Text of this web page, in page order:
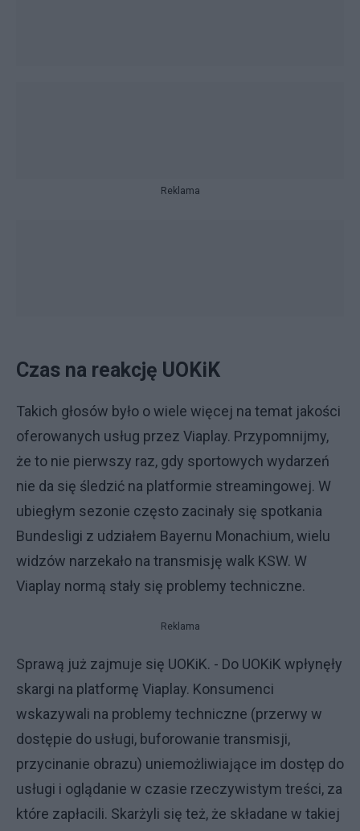
Reklama
Czas na reakcję UOKiK
Takich głosów było o wiele więcej na temat jakości
oferowanych usług przez Viaplay. Przypomnijmy,
że to nie pierwszy raz, gdy sportowych wydarzeń
nie da się śledzić na platformie streamingowej. W
ubiegłym sezonie często zacinały się spotkania
Bundesligi z udziałem Bayernu Monachium, wielu
widzów narzekało na transmisję walk KSW. W
Viaplay normą stały się problemy techniczne.
Reklama
Sprawą już zajmuje się UOKiK. - Do UOKiK wpłynęły
skargi na platformę Viaplay. Konsumenci
wskazywali na problemy techniczne (przerwy w
dostępie do usługi, buforowanie transmisji,
przycinanie obrazu) uniemożliwiające im dostęp do
usługi i oglądanie w czasie rzeczywistym treści, za
które zapłacili. Skarżyli się też, że składane w takiej